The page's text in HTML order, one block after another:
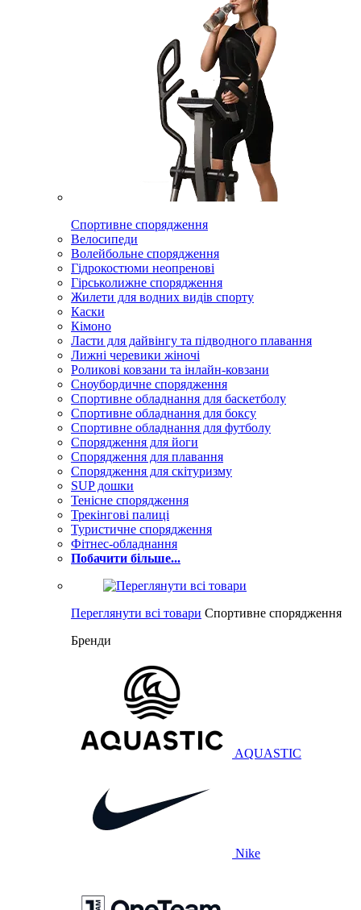
Спортивне спорядження
Велосипеди
Волейбольне спорядження
Гідрокостюми неопренові
Гірськолижне спорядження
Жилети для водних видів спорту
Каски
Кімоно
Ласти для дайвінгу та підводного плавання
Лижні черевики жіночі
Роликові ковзани та інлайн-ковзани
Сноубордичне спорядження
Спортивне обладнання для баскетболу
Спортивне обладнання для боксу
Спортивне обладнання для футболу
Спорядження для йоги
Спорядження для плавання
Спорядження для скітуризму
SUP дошки
Тенісне спорядження
Трекінгові палиці
Туристичне спорядження
Фітнес-обладнання
Побачити більше...
Переглянути всі товари Спортивне спорядження
Бренди
AQUASTIC
Nike